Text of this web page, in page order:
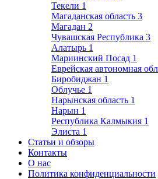
Текели 1
Магаданская область 3
Магадан 2
Чувашская Республика 3
Алатырь 1
Мариинский Посад 1
Еврейская автономная
Биробиджан 1
Облучье 1
Нарынская область 1
Нарын 1
Республика Калмыкия 1
Элиста 1
Статьи и обзоры
Контакты
О нас
Политика конфиденциальности